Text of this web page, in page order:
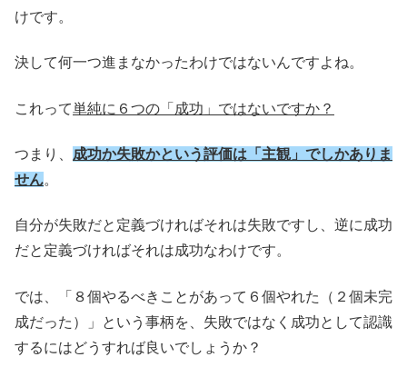
けです。
決して何一つ進まなかったわけではないんですよね。
これって単純に６つの「成功」ではないですか？
つまり、 成功か失敗かという評価は「主観」でしかありま
せん。
自分が失敗だと定義づければそれは失敗ですし、逆に成功
だと定義づければそれは成功なわけです。
では、「８個やるべきことがあって６個やれた（２個未完
成だった）」という事柄を、失敗ではなく成功として認識
するにはどうすれば良いでしょうか？